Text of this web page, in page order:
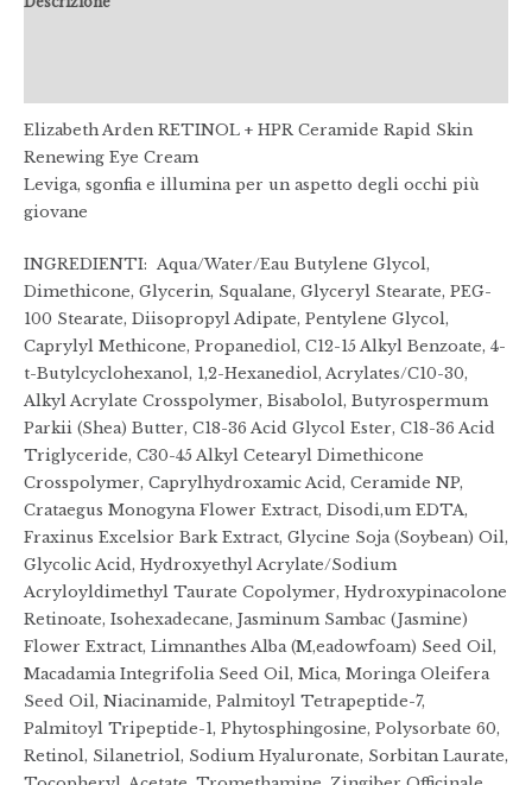
Elizabeth Arden RETINOL + HPR Ceramide Rapid Skin
Renewing Eye Cream
Leviga, sgonfia e illumina per un aspetto degli occhi più
giovane
INGREDIENTI: Aqua/Water/Eau Butylene Glycol,
Dimethicone, Glycerin, Squalane, Glyceryl Stearate, PEG-
100 Stearate, Diisopropyl Adipate, Pentylene Glycol,
Caprylyl Methicone, Propanediol, C12-15 Alkyl Benzoate, 4-
t-Butylcyclohexanol, 1,2-Hexanediol, Acrylates/C10-30,
Alkyl Acrylate Crosspolymer, Bisabolol, Butyrospermum
Parkii (Shea) Butter, C18-36 Acid Glycol Ester, C18-36 Acid
Triglyceride, C30-45 Alkyl Cetearyl Dimethicone
Crosspolymer, Caprylhydroxamic Acid, Ceramide NP,
Crataegus Monogyna Flower Extract, Disodi,um EDTA,
Fraxinus Excelsior Bark Extract, Glycine Soja (Soybean) Oil,
Glycolic Acid, Hydroxyethyl Acrylate/Sodium
Acryloyldimethyl Taurate Copolymer, Hydroxypinacolone
Retinoate, Isohexadecane, Jasminum Sambac (Jasmine)
Flower Extract, Limnanthes Alba (M,eadowfoam) Seed Oil,
Macadamia Integrifolia Seed Oil, Mica, Moringa Oleifera
Seed Oil, Niacinamide, Palmitoyl Tetrapeptide-7,
Palmitoyl Tripeptide-1, Phytosphingosine, Polysorbate 60,
Retinol, Silanetriol, Sodium Hyaluronate, Sorbitan Laurate,